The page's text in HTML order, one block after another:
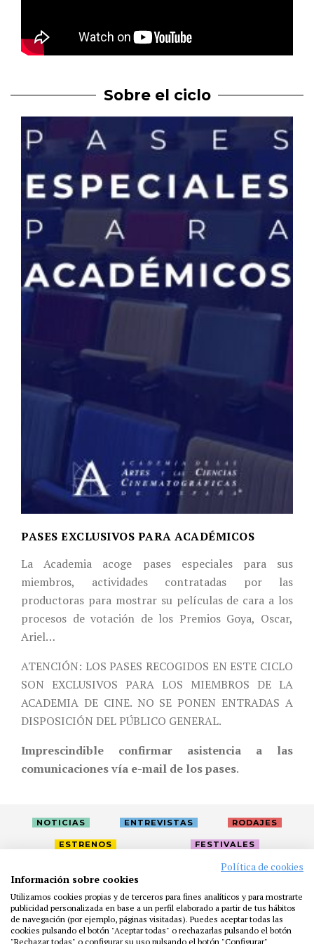
Sobre el ciclo
PASES EXCLUSIVOS PARA ACADÉMICOS
La Academia acoge pases especiales para sus
miembros, actividades contratadas por las
productoras para mostrar su películas de cara a los
procesos de votación de los Premios Goya, Oscar,
Ariel…
ATENCIÓN: LOS PASES RECOGIDOS EN ESTE CICLO
SON EXCLUSIVOS PARA LOS MIEMBROS DE LA
ACADEMIA DE CINE. NO SE PONEN ENTRADAS A
DISPOSICIÓN DEL PÚBLICO GENERAL.
Imprescindible confirmar asistencia a las
comunicaciones vía e-mail de los pases.
NOTICIAS ENTREVISTAS RODAJES
ESTRENOS FESTIVALES
PRENSA
FUNDACIÓN RESIDENCIAS
AYUDAS
BIBLIOTECA
PUBLICACIONES CONTACTO
Política de cookies
Información sobre cookies
Utilizamos cookies propias y de terceros para fines analíticos y para mostrarte
publicidad personalizada en base a un perfil elaborado a partir de tus hábitos
de navegación (por ejemplo, páginas visitadas). Puedes aceptar todas las
cookies pulsando el botón "Aceptar todas" o rechazarlas pulsando el botón
"Rechazar todas" o configurar su uso pulsando el botón "Configurar"